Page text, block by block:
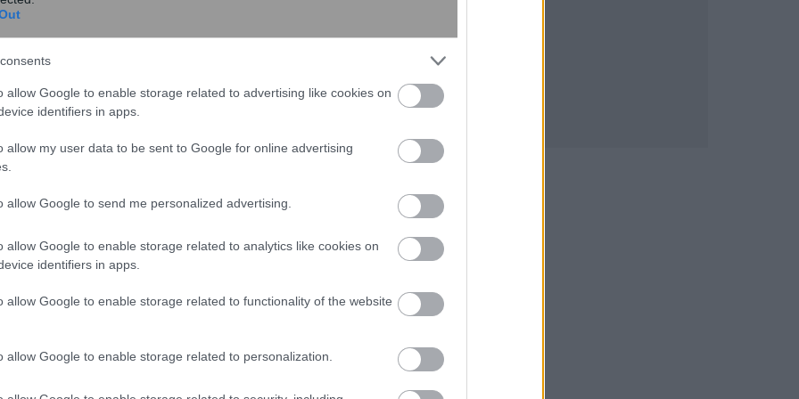
allow Google to enable storage related to advertising like cookies on
identifiers in apps.
allow my user data to be sent to Google for online advertising
allow Google to send me personalized advertising.
allow Google to enable storage related to analytics like cookies on
identifiers in apps.
allow Google to enable storage related to functionality of the website
allow Google to enable storage related to personalization.
έντονα για αυτό το τόσο σοβαρό πρόβλημα,
η συνταγογράφηση και σας καλούμε να
δίδοντας μια χρονική περίοδο πιλοτικής
περίπτωση ο ΙΣΑ είναι υπέρ του ελέγχου των
συνταγογράφησης, χωρίς όμως τούτο να γίνεται
να τροποποιηθεί έτσι το πρόγραμμα ώστε να υπάρξει
και την ενημέρωση μας».